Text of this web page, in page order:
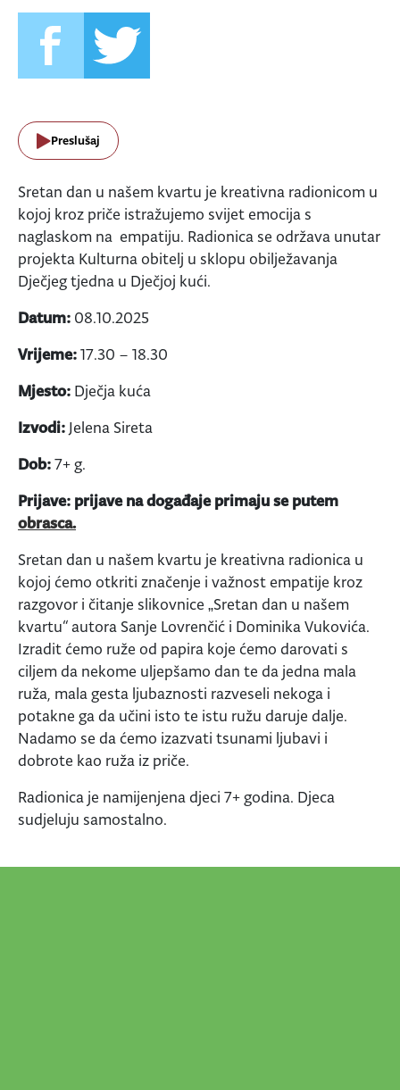
Preslušaj
Sretan dan u našem kvartu je kreativna radionicom u
kojoj kroz priče istražujemo svijet emocija s
naglaskom na empatiju. Radionica se održava unutar
projekta Kulturna obitelj u sklopu obilježavanja
Dječjeg tjedna u Dječjoj kući.
Datum: 08.10.2025
Vrijeme:17.30 – 18.30
Mjesto: Dječja kuća
Izvodi: Jelena Sireta
Dob:7+ g.
Prijave: prijave na događaje primaju se putem
obrasca.
Sretan dan u našem kvartu je kreativna radionica u
kojoj ćemo otkriti značenje i važnost empatije kroz
razgovor i čitanje slikovnice „Sretan dan u našem
kvartu“ autora Sanje Lovrenčić i Dominika Vukovića.
Izradit ćemo ruže od papira koje ćemo darovati s
ciljem da nekome uljepšamo dan te da jedna mala
ruža, mala gesta ljubaznosti razveseli nekoga i
potakne ga da učini isto te istu ružu daruje dalje.
Nadamo se da ćemo izazvati tsunami ljubavi i
dobrote kao ruža iz priče.
Radionica je namijenjena djeci 7+ godina. Djeca
sudjeluju samostalno.